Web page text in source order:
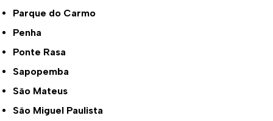
Parque do Carmo
Penha
Ponte Rasa
Sapopemba
São Mateus
São Miguel Paulista